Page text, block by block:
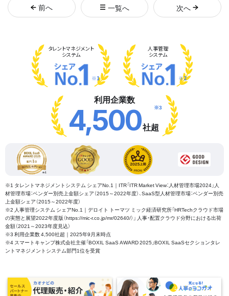
前へ 一覧へ 次へ
タレントマネジメント
システム
※1
人事管理
システム
※2
利用企業数
4,500社超
※3
※1 タレントマネジメントシステム シェアNo.1｜ITR「ITR Market View：人材管理市場2024」人
材管理市場：ベンダー別売上金額シェア（2015～2022年度）、SaaS型人材管理市場：ベンダー別売
上金額シェア（2015～2022年度）
※2 人事管理システム シェアNo.1｜デロイト トーマツ ミック経済研究所「HRTechクラウド市場
の実態と展望2022年度版（https://mic-r.co.jp/mr/02640/）」 人事・配置クラウド分野における出荷
金額（2021～2023年度見込）
※3 利用企業数 4,500社超｜2025年9月末時点
※4 スマートキャンプ株式会社主催「BOXIL SaaS AWARD 2025」BOXIL SaaSセクションタレ
ントマネジメントシステム部門1位を受賞